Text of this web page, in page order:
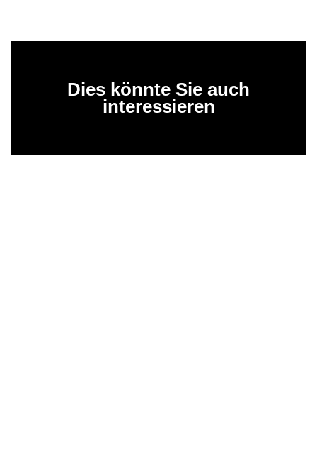
Dies könnte Sie auch
interessieren